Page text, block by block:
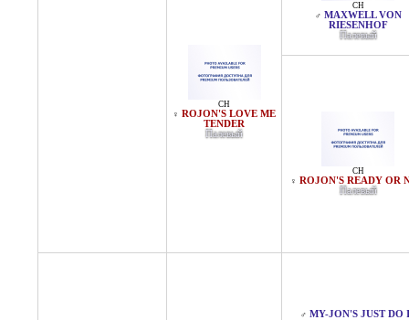
CH
♀ ROJON'S LOVE ME
TENDER
Палевый
CH
♂ MAXWELL VON
RIESENHOF
Палевый
CH
♀ ROJON'S READY OR
Палевый
♂ MY-JON'S JUST DO